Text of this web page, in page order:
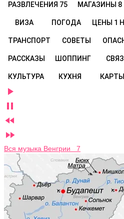
РАЗВЛЕЧЕНИЯ 75 МАГАЗИНЫ 8
ВИЗА ПОГОДА ЦЕНЫ 1
ТРАНСПОРТ СОВЕТЫ
РАССКАЗЫ ШОППИНГ
КУЛЬТУРА КУХНЯ КАРТЫ




Вся музыка Венгрии 7